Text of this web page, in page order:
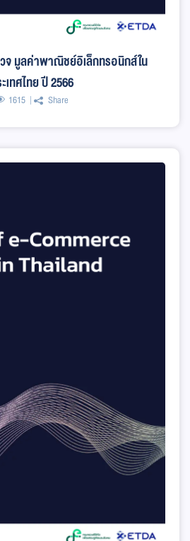
จ มูลค่าพาณิชย์อิเล็กทรอนิกส์ใน
เทศไทย ปี 2566
1615 Share